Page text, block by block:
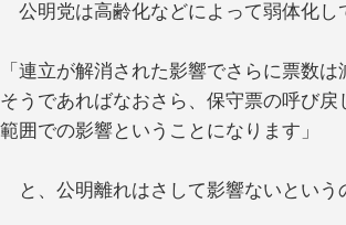
公明党は高齢化などによって弱体化し
「連立が解消された影響でさらに票数は
そうであればなおさら、保守票の呼び戻
範囲での影響ということになります」
と、公明離れはさして影響ないという